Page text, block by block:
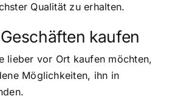
Qualität zu erhalten.
kaufen
lieber vor Ort kaufen möchten,
Möglichkeiten, ihn in